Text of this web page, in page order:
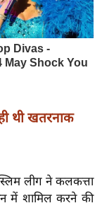
थी खतरनाक
लीग ने कलकत्ता
में शामिल करने की